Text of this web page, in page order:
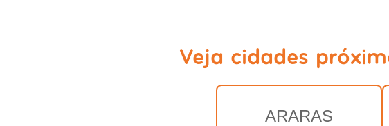
Veja cidades
ARARAS